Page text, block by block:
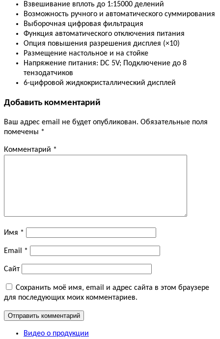
Взвешивание вплоть до 1:15000 делений
Возможность ручного и автоматического суммирования
Выборочная цифровая фильтрация
Функция автоматического отключения питания
Опция повышения разрешения дисплея (×10)
Размещение настольное и на стойке
Напряжение питания: DC 5V; Подключение до 8
тензодатчиков
6-цифровой жидкокристаллический дисплей
Добавить комментарий
Ваш адрес email не будет опубликован. Обязательные поля
помечены *
Комментарий *
Имя *
Email *
Сайт
Сохранить моё имя, email и адрес сайта в этом браузере
для последующих моих комментариев.
Видео о продукции